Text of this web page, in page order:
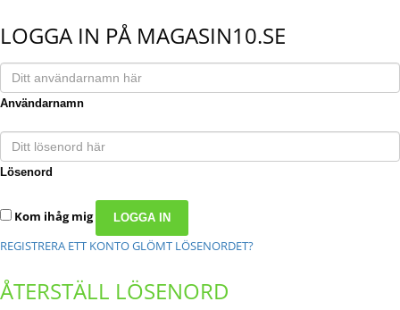
LOGGA IN PÅ MAGASIN10.SE
Användarnamn
Lösenord
Kom ihåg mig
REGISTRERA ETT KONTOGLÖMT LÖSENORDET?
ÅTERSTÄLL LÖSENORD